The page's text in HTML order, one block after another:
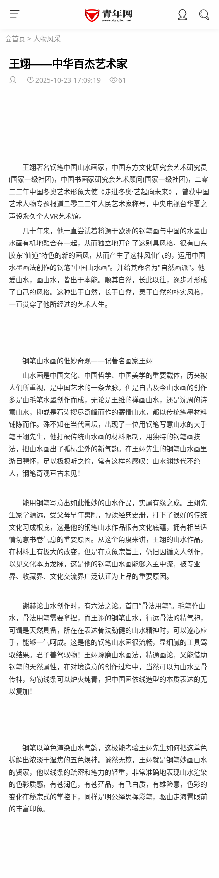
首页 > 人物风采
王翊——中华百杰艺术家
2025-10-23 17:09:19 61
王翊著名钢笔中国山水画家，中国东方文化研究会艺术研究员
(国家一级社团)，中国书画家研究会艺术顾问(国家一级社团)，二零
二二年中国冬奥艺术形象大使《走进冬奥·艺起向未来》，曾获中国
艺术人物专题报道二零二二年人民艺术家称号，中央电视台华夏之
声设永久个人VR艺术馆。
几十年来，他一直尝试着将源于欧洲的钢笔画与中国的水墨山
水画有机地融合在一起，从而独立地开创了这别具风格、很有山东
胶东“仙道”特色的新的画风，从而产生了这神风仙气的，运用中国
水墨画法创作的钢笔"中国山水画“。并给其命名为"自然画派"。他
爱山水，画山水，皆出于本能。顺其自然，长此以往，逐步才形成
了自己的风格。这种出于自然，长于自然，灵于自然的朴实风格，
一直贯穿了他所经过的艺术人生。
钢笔山水画的惟妙奇观——记著名画家王翊
山水画是中国文化、中国哲学、中国美学的重要载体，历来被
人们所重视，是中国艺术的一条龙脉。但是自古及今山水画的创作
多是由毛笔水墨创作而成，无论是王维的禅画山水，还是沈周的诗
意山水，抑或是石涛搜尽奇峰而作的寄情山水，都以传统笔墨材料
铺陈而作。殊不知在当代画坛，出现了一位用钢笔写意山水的大手
笔王翊先生，他打破传统山水画的材料限制，用独特的钢笔画技
法，把山水画出了孤标尘外的新气韵。在王翊先生的钢笔山水画里
游目骋怀，足以极视听之愉，常有这样的感叹：山水渊妙代不绝
人，钢笔奇观亘古未见！
能用钢笔写意出如此惟妙的山水作品，实属有缘之成。王翊先
生家学源远，受父母早年熏陶，博读经典史册，打下了很好的传统
文化习成根底，这是他的钢笔山水作品很有文化底蕴，拥有相当适
情切意书卷气息的重要原因。从这个角度来讲，王翊的山水作品，
在材料上有极大的改变，但是在意象宗旨上，仍旧因循文人创作，
以见文化本质龙脉，这是他的钢笔山水画能够入主中流，被专业
界、收藏界、文化交流界广泛认证为上品的重要原因。
谢赫论山水创作时，有六法之论。首曰“骨法用笔”。毛笔作山
水，骨法用笔需要拿捏，而王诩的钢笔山水，行运骨法的精气神，
可谓是天然具备，所在在表达骨法劲健的山水精神时，可以遂心应
手，能够一气呵成。这是他的钢笔山水画很流畅，显细腻的工具驾
驭结果。君子善驾驭物！王翊琢磨山水画法，精通画论，又能借助
钢笔的天然属性，在对境造意的创作过程中，当然可以为山水立骨
传神，勾勒线条可以炉火纯青，把中国画依线造型的本质表达的无
以复加！
钢笔以单色渲染山水气韵，这极能考验王翊先生如何把这单色
拆解出浓淡干湿焦的五色焕神。诚然无欺，王翊就是钢笔妙画山水
的贤家，他以线条的疏密和笔力的轻重，非常准确地表现山水渲染
的色彩质感，有苍润色，有苍茫品，有飞白质，有雄险意，色彩的
变化在秘宗式的掌控下，同样是明公绎思挥彩笔，驱山走海置眼前
的丰富印象。